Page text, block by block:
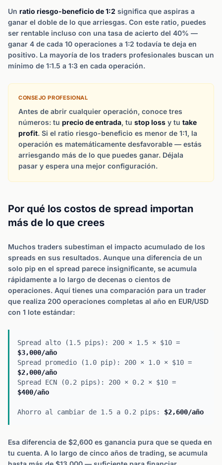
Un ratio riesgo-beneficio de 1:2 significa que aspiras a
ganar el doble de lo que arriesgas. Con este ratio, puedes
ser rentable incluso con una tasa de acierto del 40% —
ganar 4 de cada 10 operaciones a 1:2 todavía te deja en
positivo. La mayoría de los traders profesionales buscan un
mínimo de 1:1.5 a 1:3 en cada operación.
CONSEJO PROFESIONAL
Antes de abrir cualquier operación, conoce tres
números: tu precio de entrada, tu stop loss y tu take
profit. Si el ratio riesgo-beneficio es menor de 1:1, la
operación es matemáticamente desfavorable — estás
arriesgando más de lo que puedes ganar. Déjala
pasar y espera una mejor configuración.
Por qué los costos de spread importan
más de lo que crees
Muchos traders subestiman el impacto acumulado de los
spreads en sus resultados. Aunque una diferencia de un
solo pip en el spread parece insignificante, se acumula
rápidamente a lo largo de decenas o cientos de
operaciones. Aquí tienes una comparación para un trader
que realiza 200 operaciones completas al año en EUR/USD
con 1 lote estándar:
Spread alto (1.5 pips): 200 × 1.5 × $10 =
$3,000/año
Spread promedio (1.0 pip): 200 × 1.0 × $10 =
$2,000/año
Spread ECN (0.2 pips): 200 × 0.2 × $10 =
$400/año
Ahorro al cambiar de 1.5 a 0.2 pips: $2,600/año
Esa diferencia de $2,600 es ganancia pura que se queda en
tu cuenta. A lo largo de cinco años de trading, se acumula